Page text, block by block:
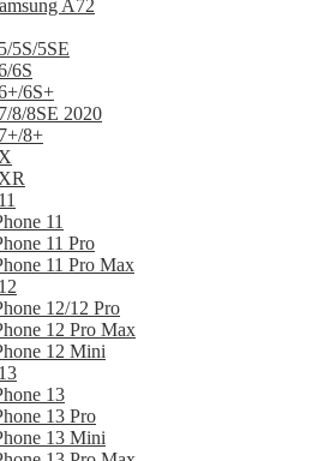
A72
5S/5SE
6S
6S+
8/8SE 2020
8+
11
11 Pro
11 Pro Max
12/12 Pro
12 Pro Max
12 Mini
13
13 Pro
13 Mini